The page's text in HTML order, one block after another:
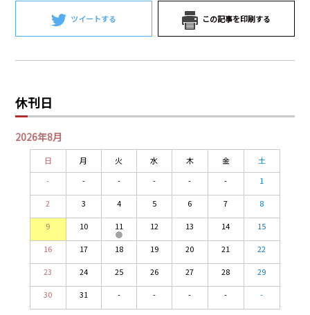
ツイートする この記事を印刷する
休刊日
2026年8月
日 月 火 水 木 金
土
-
- - - - - 1
2 3 4 5 6 7 8
9 10 11 12 13 14 15
16 17 18 19 20 21 22
23 24 25 26 27 28 29
30 31 - - - - -